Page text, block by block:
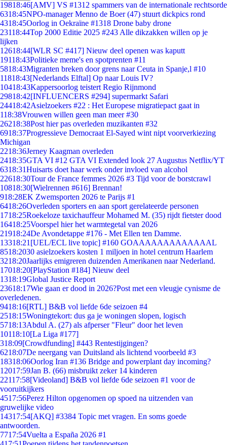
19818:46[AMV] VS #1312 spammers van de internationale rechtsorde
6318:45NPO-manager Menno de Boer (47) stuurt dickpics rond
4318:45Oorlog in Oekraïne #1318 Drone baby drone
23118:44Top 2000 Editie 2025 #243 Alle dikzakken willen op je
lijken
12618:44[WLR SC #417] Nieuw deel openen was kaputt
19118:43Politieke meme's en spotprenten #11
5818:43Migranten breken door grens naar Ceuta in Spanje,l #10
11818:43[Nederlands Elftal] Op naar Louis IV?
10418:43Kappersoorlog teistert Regio Rijnmond
29818:42[INFLUENCERS #294] supermarkt Safari
24418:42Asielzoekers #22 : Het Europese migratiepact gaat in
118:38Vrouwen willen geen man meer #30
26218:38Post hier pas overleden muzikanten #32
6918:37Progressieve Democraat El-Sayed wint nipt voorverkiezing
Michigan
2218:36Jerney Kaagman overleden
2418:35GTA VI #12 GTA VI Extended look 27 Augustus Netflix/YT
6318:31Huisarts doet haar werk onder invloed van alcohol
22618:30Tour de France femmes 2026 #3 Tijd voor de borstcrawl
10818:30[Wielrennen #616] Brennan!
918:28EK Zwemsporten 2026 te Parijs #1
6418:26Overleden sporters en aan sport gerelateerde personen
1718:25Roekeloze taxichauffeur Mohamed M. (35) rijdt fietster dood
16418:25Voorspel hier het warmtegetal van 2026
21918:24De Avondetappe #176 - Met Ellen ten Damme.
13318:21 [UEL/ECL live topic] #160 GOAAAAAAAAAAAAAL
8518:2030 asielzoekers kosten 1 miljoen in hotel centrum Haarlem
3218:20Jaarlijks emigreren duizenden Amerikanen naar Nederland.
17018:20[PlayStation #184] Nieuw deel
1318:19Global Justice Report
23618:17Wie gaan er dood in 2026?Post met een vleugje cynisme de
overledenen.
9418:16[RTL] B&B vol liefde 6de seizoen #4
2518:15Woningtekort: dus ga je woningen slopen, logisch
5718:13Abdul A. (27) als afperser "Fleur" door het leven
10118:10[La Liga #177]
318:09[Crowdfunding] #443 Rentestijgingen?
6218:07De neergang van Duitsland als lichtend voorbeeld #3
18318:06Oorlog Iran #136 Bridge and powerplant day incoming?
12017:59Jan B. (66) misbruikt zeker 14 kinderen
22117:58[Videoland] B&B vol liefde 6de seizoen #1 voor de
vooruitkijkers
4517:56Perez Hilton opgenomen op spoed na uitzenden van
gruwelijke video
14317:54[AKQ] #3384 Topic met vragen. En soms goede
antwoorden.
7717:54Vuelta a España 2026 #1